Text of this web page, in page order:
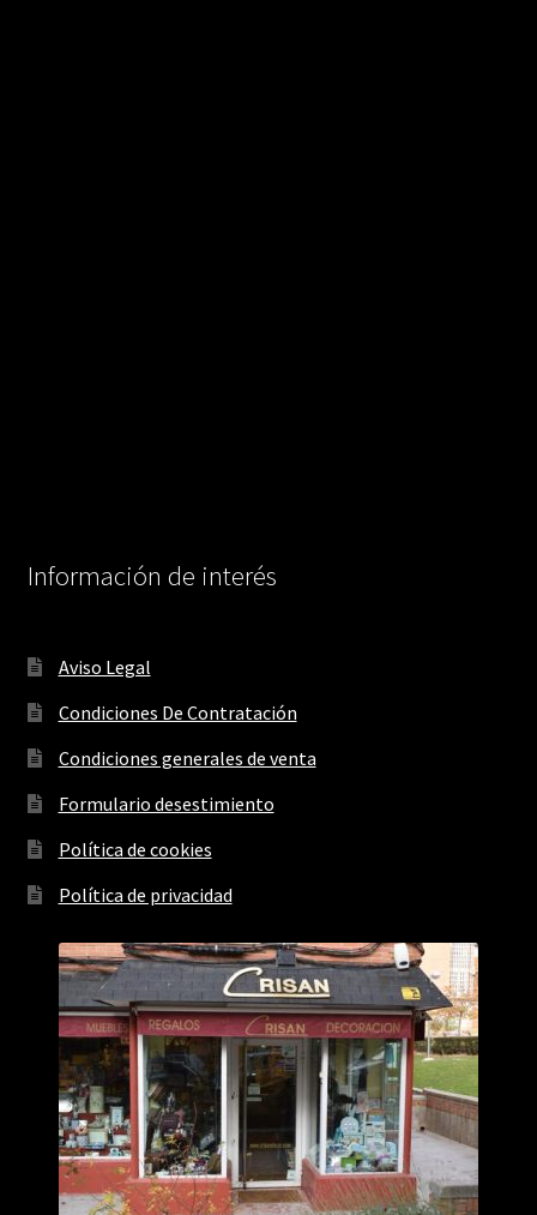
Información de interés
Aviso Legal
Condiciones De Contratación
Condiciones generales de venta
Formulario desestimiento
Política de cookies
Política de privacidad